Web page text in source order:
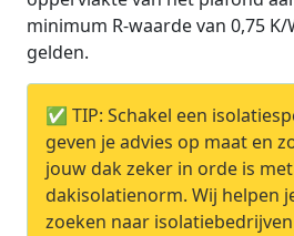
minimum R-waarde van 0,75
gelden.
✅ TIP: Schakel een
geven je advies op maat en
jouw dak zeker in orde is
dakisolatienorm. Wij helpen
zoeken naar